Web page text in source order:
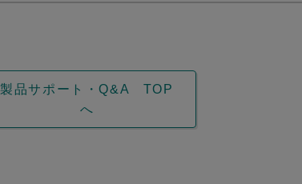
製品サポート・Q&A TOP
へ